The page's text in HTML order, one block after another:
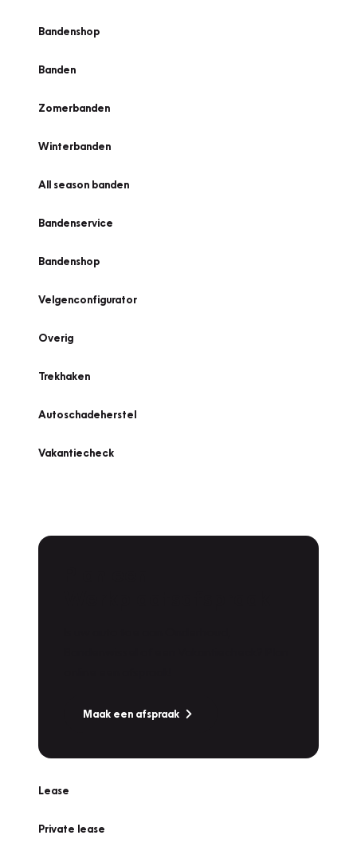
Bandenshop
Banden
Zomerbanden
Winterbanden
All season banden
Bandenservice
Bandenshop
Velgenconfigurator
Overig
Trekhaken
Autoschadeherstel
Vakantiecheck
Maak een afspraak
Lease
Private lease